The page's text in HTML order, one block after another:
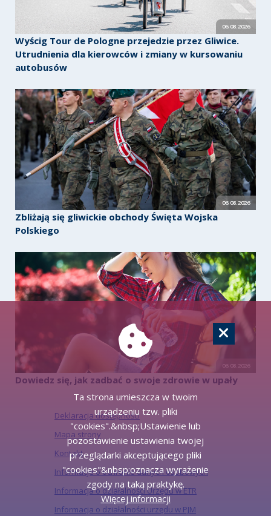
06.08.2026
Wyścig Tour de Pologne przejedzie przez Gliwice.
Utrudnienia dla kierowców i zmiany w kursowaniu
autobusów
06.08.2026
Zbliżają się gliwickie obchody Święta Wojska
Polskiego
06.08.2026
Dowiedz się, jak zadbać o swoje zdrowie w upały
Deklaracja dostępności
Mapa strony
Kontakt
Informacje o ochronie danych osobowych
Informacja o działalności Urzędu w ETR
Informacja o działalności urzędu w PJM
Ta strona umieszcza w twoim
urządzeniu tzw. pliki
"cookies".&nbsp;Ustawienie lub
pozostawienie ustawienia twojej
przeglądarki akceptującego pliki
"cookies"&nbsp;oznacza wyrażenie
zgody na taką praktykę.
Więcej informacji